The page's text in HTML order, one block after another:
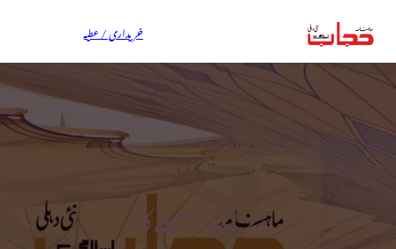
خریداری / عطیہ
ذکر ایک مسئلے کا!